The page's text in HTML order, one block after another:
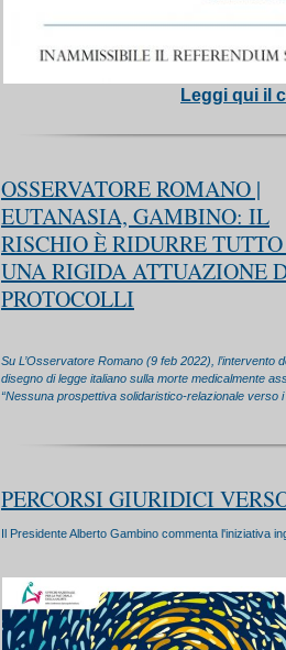
Leggi qui il
OSSERVATORE ROMANO |
EUTANASIA, GAMBINO: IL
RISCHIO È RIDURRE
UNA RIGIDA ATTUAZIONE
PROTOCOLLI
Su L’Osservatore Romano (9 feb 2022), l’intervento
disegno di legge italiano sulla morte medicalmente
“Nessuna prospettiva solidaristico-relazionale verso i
PERCORSI GIURIDICI
Il Presidente Alberto Gambino commenta l'iniziativa